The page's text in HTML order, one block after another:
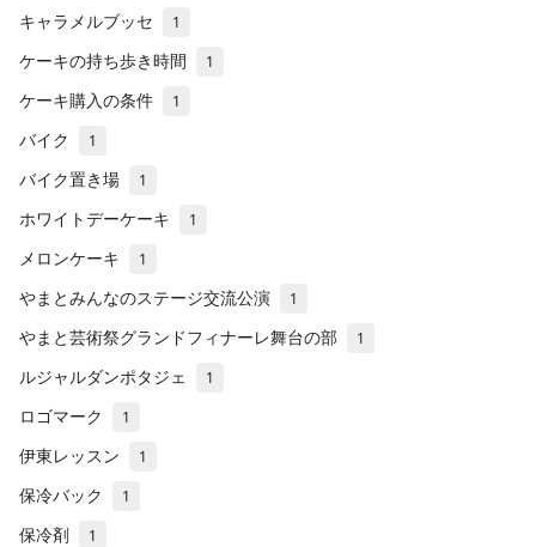
キャラメルブッセ 1
ケーキの持ち歩き時間 1
ケーキ購入の条件 1
バイク 1
バイク置き場 1
ホワイトデーケーキ 1
メロンケーキ 1
やまとみんなのステージ交流公演 1
やまと芸術祭グランドフィナーレ舞台の部 1
ルジャルダンポタジェ 1
ロゴマーク 1
伊東レッスン 1
保冷バック 1
保冷剤 1